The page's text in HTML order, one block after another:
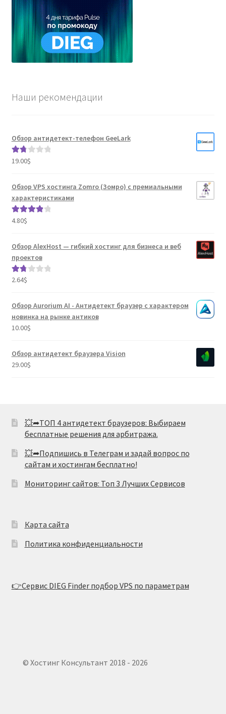
Наши рекомендации
Обзор антидетект-телефон GeeLark
Оце
1.80
19.00$
Обзор VPS хостинга Zomro (Зомро) с премиальными
характеристиками
Оценка
4.80$
Обзор AlexHost — гибкий хостинг для бизнеса и веб
проектов
Оце
1.80
2.64$
Обзор Aurorium AI - Антидетект браузер с характером
новинка на рынке антиков
10.00$
Обзор антидетект браузера Vision
29.00$
💥➦ТОП 4 антидетект браузеров: Выбираем
бесплатные решения для арбитража.
💥➦Подпишись в Телеграм и задай вопрос по
сайтам и хостингам бесплатно!
Мониторинг сайтов: Топ 3 Лучших Сервисов
Карта сайта
Политика конфиденциальности
👉Сервис DIEG Finder подбор VPS по параметрам
© Хостинг Консультант 2018 - 2026